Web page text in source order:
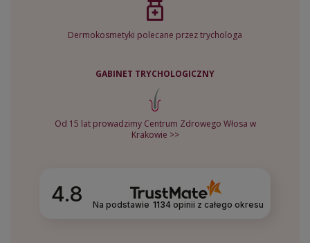
Dermokosmetyki polecane przez trychologa
GABINET TRYCHOLOGICZNY
Od 15 lat prowadzimy Centrum Zdrowego Włosa w
Krakowie >>
4.8 Na podstawie 1134opinii z całego okresu